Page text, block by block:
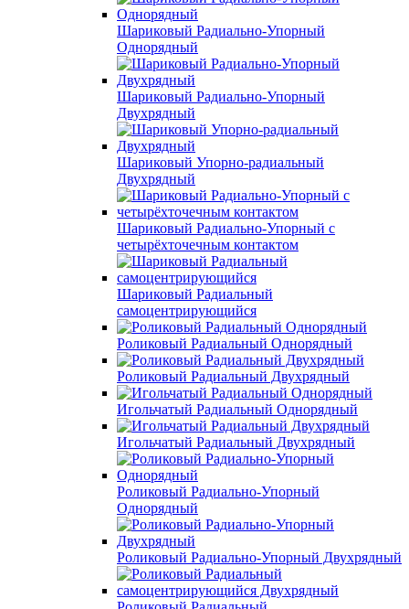
Шариковый Радиально-Упорный
Однорядный
Шариковый Радиально-Упорный
Двухрядный
Шариковый Упорно-радиальный
Двухрядный
Шариковый Радиально-Упорный с
четырёхточечным контактом
Шариковый Радиальный
самоцентрирующийся
Роликовый Радиальный Однорядный
Роликовый Радиальный Двухрядный
Игольчатый Радиальный Однорядный
Игольчатый Радиальный Двухрядный
Роликовый Радиально-Упорный
Однорядный
Роликовый Радиально-Упорный Двухрядный